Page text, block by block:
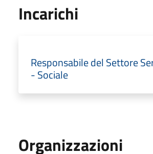
Incarichi
Responsabile del Settore
- Sociale
Organizzazioni